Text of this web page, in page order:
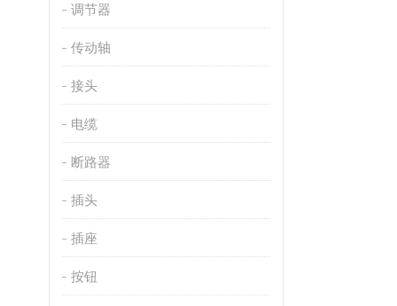
调节器
传动轴
接头
电缆
断路器
插头
插座
按钮